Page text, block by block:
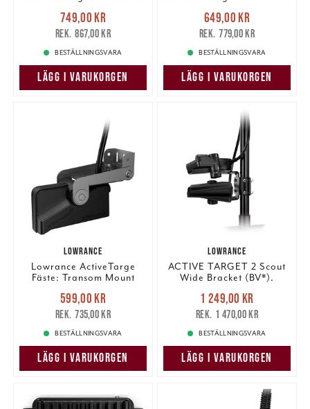
Nuvarande pris
749,00 krTidigare pris
867,00 kr
749,00 kr
867,00 kr
BESTÄLLNINGSVARA
LÄGG I VARUKORGEN
Nuvarande pris
649,00 krTidigare pris
779,00 kr
649,00 kr
779,00 kr
BESTÄLLNINGSVARA
LÄGG I VARUKORGEN
LOWRANCE
Lowrance ActiveTarge
Fäste: Transom Mount
Nuvarande pris
599,00 krTidigare pris
735,00 kr
599,00 kr
735,00 kr
BESTÄLLNINGSVARA
LÄGG I VARUKORGEN
LOWRANCE
ACTIVE TARGET 2 Scout
Wide Bracket (BV*).
Nuvarande pris
1 249,00 krTidigare pris
1 470,00 kr
1 249,00 kr
1 470,00 kr
BESTÄLLNINGSVARA
LÄGG I VARUKORGEN